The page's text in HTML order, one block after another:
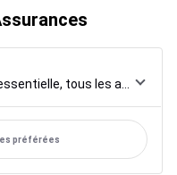
préférées